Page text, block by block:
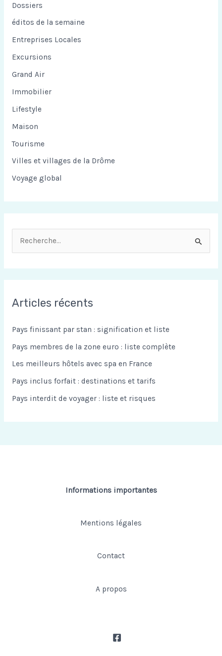
Dossiers
éditos de la semaine
Entreprises Locales
Excursions
Grand Air
Immobilier
Lifestyle
Maison
Tourisme
Villes et villages de la Drôme
Voyage global
e
h
e
r
Articles récents
Pays finissant par stan : signification et liste
Pays membres de la zone euro : liste complète
Les meilleurs hôtels avec spa en France
Pays inclus forfait : destinations et tarifs
Pays interdit de voyager : liste et risques
Informations importantes
Mentions légales
Contact
A propos